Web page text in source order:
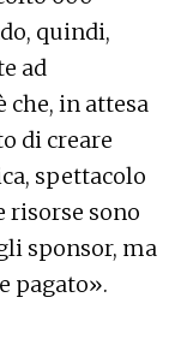
quindi,
ad
che, in attesa
di creare
spettacolo
risorse sono
sponsor, ma
pagato».